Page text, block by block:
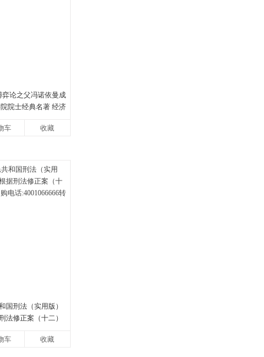
弈论之父冯诺依曼成
院士经典名著 经济
车
收藏
国刑法（实用版）
法修正案（十二）
车
收藏